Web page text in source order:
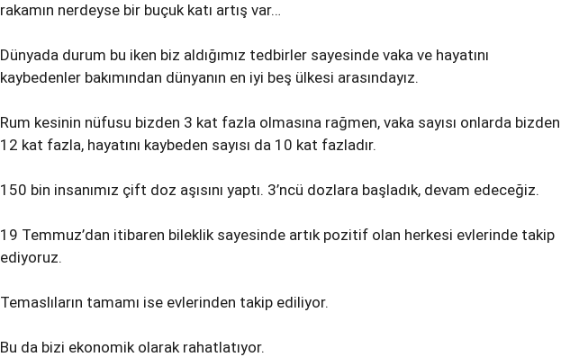
rakamın nerdeyse bir buçuk katı artış var…
Dünyada durum bu iken biz aldığımız tedbirler sayesinde vaka ve hayatını
kaybedenler bakımından dünyanın en iyi beş ülkesi arasındayız.
Rum kesinin nüfusu bizden 3 kat fazla olmasına rağmen, vaka sayısı onlarda bizden
12 kat fazla, hayatını kaybeden sayısı da 10 kat fazladır.
150 bin insanımız çift doz aşısını yaptı. 3’ncü dozlara başladık, devam edeceğiz.
19 Temmuz’dan itibaren bileklik sayesinde artık pozitif olan herkesi evlerinde takip
ediyoruz.
Temaslıların tamamı ise evlerinden takip ediliyor.
Bu da bizi ekonomik olarak rahatlatıyor.